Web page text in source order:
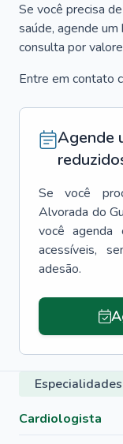
Se você precisa
saúde, agende
consulta por
Entre em contato
Agende
Se você
Alvorada do
você agenda
acessíveis,
adesão.
Cardiologista